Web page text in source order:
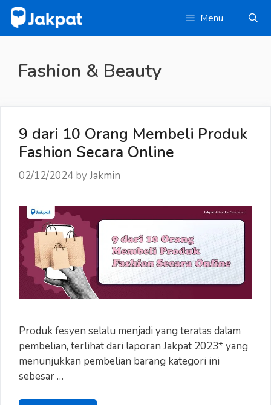
Skip
content
Menu
Fashion & Beauty
9 dari 10 Orang Membeli Produk
Fashion Secara Online
02/12/2024 byJakmin
Produk fesyen selalu menjadi yang teratas dalam
pembelian, terlihat dari laporan Jakpat 2023* yang
menunjukkan pembelian barang kategori ini
sebesar …